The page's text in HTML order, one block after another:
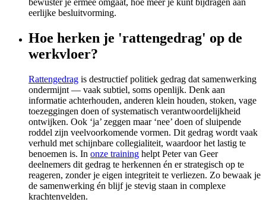
bewuster je ermee omgaat, hoe meer je kunt bijdragen aan
eerlijke besluitvorming.
Hoe herken je 'rattengedrag' op de
werkvloer?
Rattengedrag is destructief politiek gedrag dat samenwerking
ondermijnt — vaak subtiel, soms openlijk. Denk aan
informatie achterhouden, anderen klein houden, stoken, vage
toezeggingen doen of systematisch verantwoordelijkheid
ontwijken. Ook ‘ja’ zeggen maar ‘nee’ doen of sluipende
roddel zijn veelvoorkomende vormen. Dit gedrag wordt vaak
verhuld met schijnbare collegialiteit, waardoor het lastig te
benoemen is. In onze training helpt Peter van Geer
deelnemers dit gedrag te herkennen én er strategisch op te
reageren, zonder je eigen integriteit te verliezen. Zo bewaak je
de samenwerking én blijf je stevig staan in complexe
krachtenvelden.